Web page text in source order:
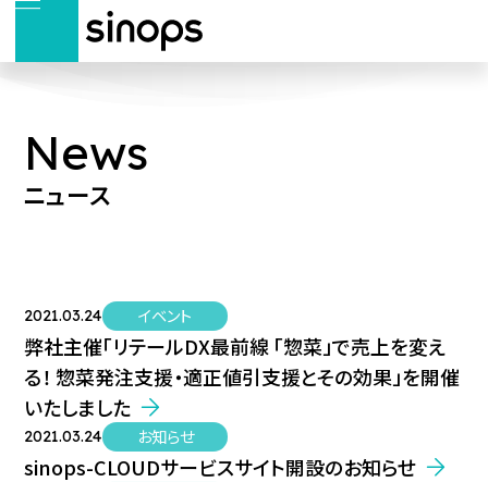
News
ニュース
2021.03.24 イベント
弊社主催「リテールDX最前線 「惣菜」で売上を変え
る！ 惣菜発注支援・適正値引支援とその効果」を開催
いたしました
2021.03.24 お知らせ
sinops-CLOUDサービスサイト開設のお知らせ